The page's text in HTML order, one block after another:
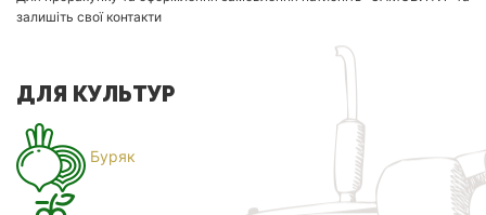
залишіть свої контакти
ДЛЯ КУЛЬТУР
Буряк